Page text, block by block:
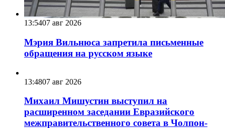
13:5407 авг 2026
Мэрия Вильнюса запретила письменные
обращения на русском языке
13:4807 авг 2026
Михаил Мишустин выступил на
расширенном заседании Евразийского
межправительственного совета в Чолпон-